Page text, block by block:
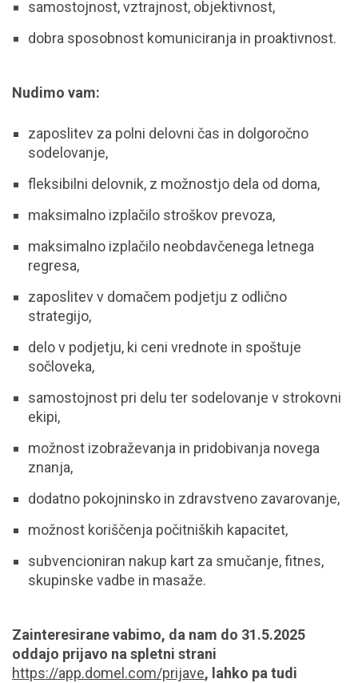
samostojnost, vztrajnost, objektivnost,
dobra sposobnost komuniciranja in proaktivnost.
Nudimo vam:
zaposlitev za polni delovni čas in dolgoročno
sodelovanje,
fleksibilni delovnik, z možnostjo dela od doma,
maksimalno izplačilo stroškov prevoza,
maksimalno izplačilo neobdavčenega letnega
regresa,
zaposlitev v domačem podjetju z odlično
strategijo,
delo v podjetju, ki ceni vrednote in spoštuje
sočloveka,
samostojnost pri delu ter sodelovanje v strokovni
ekipi,
možnost izobraževanja in pridobivanja novega
znanja,
dodatno pokojninsko in zdravstveno zavarovanje,
možnost koriščenja počitniških kapacitet,
subvencioniran nakup kart za smučanje, fitnes,
skupinske vadbe in masaže.
Zainteresirane vabimo, da nam do 31.5.2025
oddajo prijavo na spletni strani
https://app.domel.com/prijave, lahko pa tudi